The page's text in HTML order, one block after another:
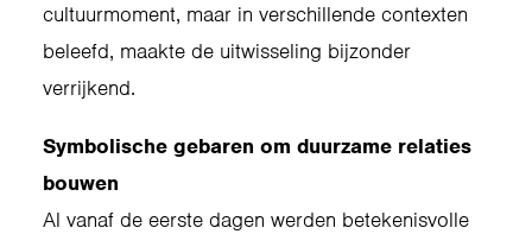
cultuurmoment, maar in verschillende contexten
beleefd, maakte de uitwisseling bijzonder
verrijkend.
Symbolische gebaren om duurzame relaties
bouwen
Al vanaf de eerste dagen werden betekenisvolle